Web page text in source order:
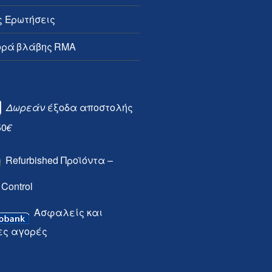
Ερωτήσεις
βλάβης RMA
Δωρεάνέξοδα αποστολής
€
Refurbished Προϊόντα –
Ασφαλείς και
αγορές